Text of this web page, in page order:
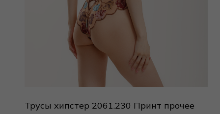
Трусы хипстер 2061.230 Принт прочее